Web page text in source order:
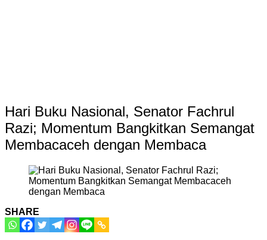
Hari Buku Nasional, Senator Fachrul
Razi; Momentum Bangkitkan Semangat
Membacaceh dengan Membaca
SHARE